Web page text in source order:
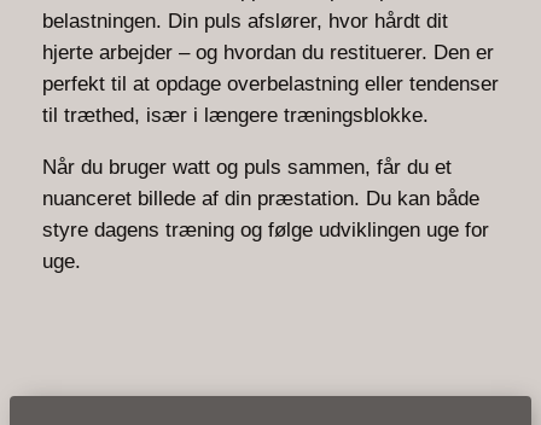
belastningen. Din puls afslører, hvor hårdt dit
hjerte arbejder – og hvordan du restituerer. Den er
perfekt til at opdage overbelastning eller tendenser
til træthed, især i længere træningsblokke.
Når du bruger watt og puls sammen, får du et
nuanceret billede af din præstation. Du kan både
styre dagens træning og følge udviklingen uge for
uge.